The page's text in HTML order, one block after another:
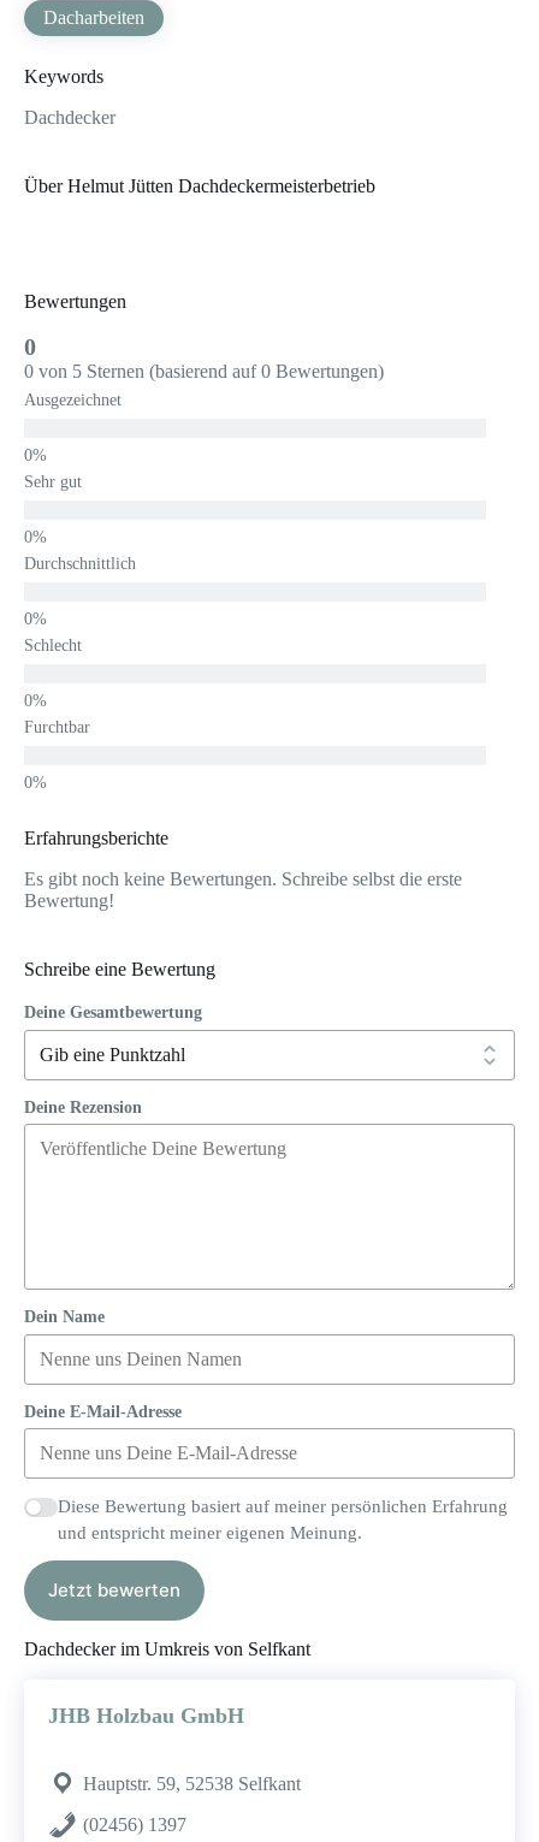
Dacharbeiten
Keywords
Dachdecker
Über Helmut Jütten Dachdeckermeisterbetrieb
Bewertungen
0
0 von 5 Sternen (basierend auf 0 Bewertungen)
Ausgezeichnet
Sehr gut
Durchschnittlich
Schlecht
Furchtbar
Erfahrungsberichte
Es gibt noch keine Bewertungen. Schreibe selbst die erste
Bewertung!
Schreibe eine Bewertung
Deine Gesamtbewertung
Deine Rezension
Dein Name
Deine E-Mail-Adresse
Diese Bewertung basiert auf meiner persönlichen Erfahrung
und entspricht meiner eigenen Meinung.
Jetzt bewerten
Dachdecker im Umkreis von Selfkant
JHB Holzbau GmbH
Hauptstr. 59, 52538 Selfkant
(02456) 1397